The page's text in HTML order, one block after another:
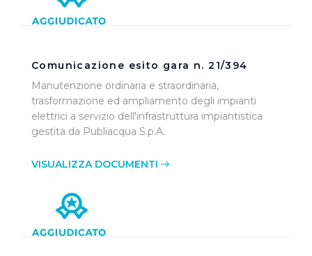
Comunicazione esito gara n. 21/394
Manutenzione ordinaria e straordinaria,
trasformazione ed ampliamento degli impianti
elettrici a servizio dell'infrastruttura impiantistica
gestita da Publiacqua S.p.A.
VISUALIZZA DOCUMENTI